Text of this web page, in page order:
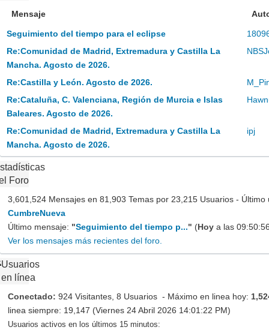
Mensaje
Seguimiento del tiempo para el eclipse
Re:Comunidad de Madrid, Extremadura y Castilla La
Mancha. Agosto de 2026.
Re:Castilla y León. Agosto de 2026.
Re:Cataluña, C. Valenciana, Región de Murcia e Islas
Baleares. Agosto de 2026.
Re:Comunidad de Madrid, Extremadura y Castilla La
Mancha. Agosto de 2026.
ipj
Foro
3,601,524 Mensajes en 81,903 Temas por 23,215 Usuarios - Último
CumbreNueva
Último mensaje: "Seguimiento del tiempo p..." (Hoy a las
Ver los mensajes más recientes del foro.
Usuarios
en línea
Conectado: 924 Visitantes, 8 Usuarios - Máximo en linea hoy:
linea siempre: 19,147 (Viernes 24 Abril 2026 14:01:22 PM)
Usuarios activos en los últimos 15 minutos: